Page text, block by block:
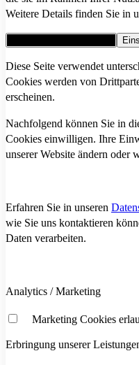
Weitere Details finden Sie in
Diese Seite verwendet
Cookies werden von
erscheinen.
Nachfolgend können Sie in
Cookies einwilligen. Ihre
unserer Website ändern oder
Erfahren Sie in unseren
wie Sie uns kontaktieren
Daten verarbeiten.
Analytics / Marketing
Marketing Cookies
Erbringung unserer